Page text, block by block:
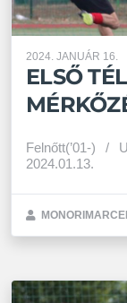
2024. JANUÁR 16.
ELSŐ
Felnőtt(’01-) /
2024.01.13.